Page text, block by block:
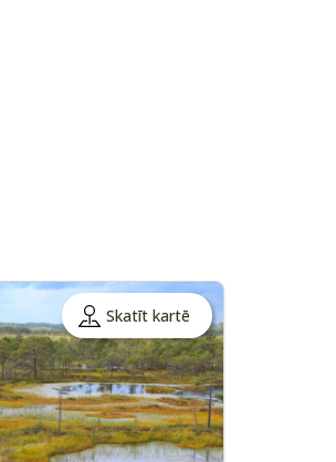
Skatīt kartē